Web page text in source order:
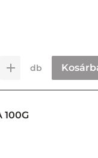
db
100G